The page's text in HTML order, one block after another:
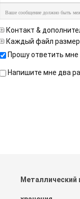
Ваше сообщение должно быть
Контакт &
Каждый файл
Прошу ответить мне
Напишите мне два